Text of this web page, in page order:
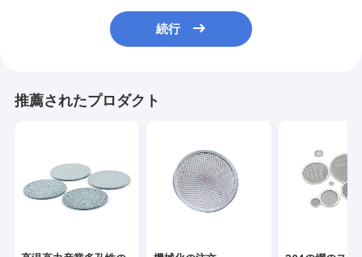
続行
推薦されたプロダクト